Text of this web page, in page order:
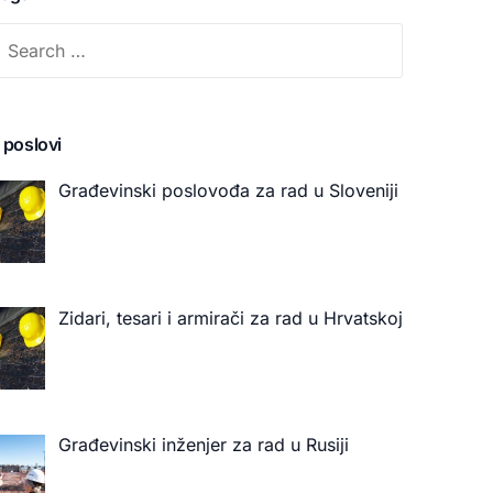
poslovi
Građevinski poslovođa za rad u Sloveniji
Zidari, tesari i armirači za rad u Hrvatskoj
Građevinski inženjer za rad u Rusiji